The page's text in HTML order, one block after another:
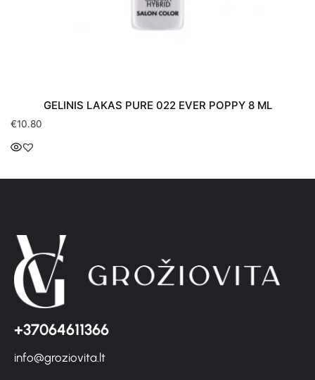
GELINIS LAKAS PURE 022 EVER POPPY 8 ML
€10.80
+37064611366
info@groziovita.lt